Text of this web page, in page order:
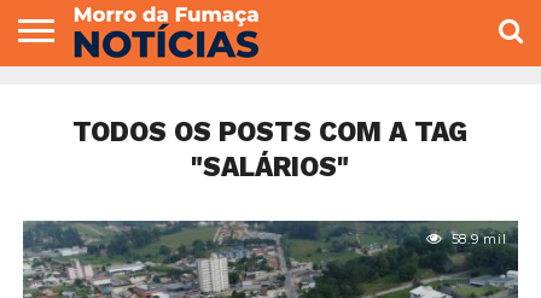
VEREADORES
TODOS OS POSTS COM A TAG
"SALÁRIOS"
58.9 mil